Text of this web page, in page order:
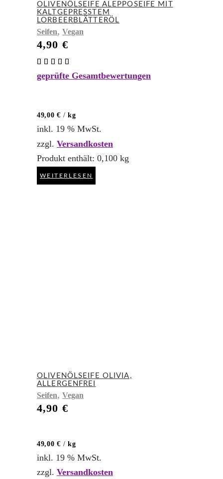
OLIVENÖLSEIFE ALEPPOSEIFE MIT
KALTGEPRESSTEM
LORBEERBLÄTTERÖL
Seifen, Vegan
4,90 €
5.00
geprüfte Gesamtbewertungen
49,00€ /kg
inkl. 19 % MwSt.
zzgl. Versandkosten
Produkt enthält: 0,100 kg
WEITERLESEN
OLIVENÖLSEIFE OLIVIA,
ALLERGENFREI
Seifen, Vegan
4,90 €
49,00€ /kg
inkl. 19 % MwSt.
zzgl. Versandkosten